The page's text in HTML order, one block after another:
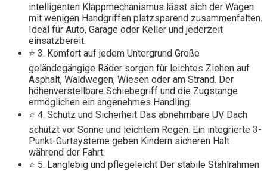
intelligenten Klappmechanismus lässt sich der Wagen
mit wenigen Handgriffen platzsparend zusammenfalten.
Ideal für Auto, Garage oder Keller und jederzeit
einsatzbereit.
⭐ 3. Komfort auf jedem Untergrund Große
geländegängige Räder sorgen für leichtes Ziehen auf
Asphalt, Waldwegen, Wiesen oder am Strand. Der
höhenverstellbare Schiebegriff und die Zugstange
ermöglichen ein angenehmes Handling.
⭐ 4. Schutz und Sicherheit Das abnehmbare UV Dach
schützt vor Sonne und leichtem Regen. Ein integrierte 3-
Punkt-Gurtsysteme geben Kindern sicheren Halt
während der Fahrt.
⭐ 5. Langlebig und pflegeleicht Der stabile Stahlrahmen